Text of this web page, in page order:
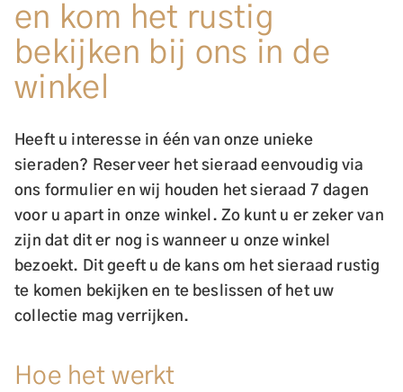
en kom het rustig
bekijken bij ons in de
winkel
Heeft u interesse in één van onze unieke
sieraden? Reserveer het sieraad eenvoudig via
ons formulier en wij houden het sieraad 7 dagen
voor u apart in onze winkel. Zo kunt u er zeker van
zijn dat dit er nog is wanneer u onze winkel
bezoekt. Dit geeft u de kans om het sieraad rustig
te komen bekijken en te beslissen of het uw
collectie mag verrijken.
Hoe het werkt